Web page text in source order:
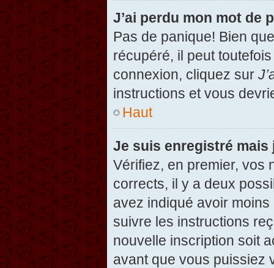
J’ai perdu mon mot de
Pas de panique! Bien
récupéré, il peut
connexion, cliquez sur
instructions et vous
Haut
Je suis enregistré mais
Vérifiez, en premier, vos
corrects, il y a deux
avez indiqué avoir
suivre les instructions
nouvelle inscription soit
avant que vous puissiez